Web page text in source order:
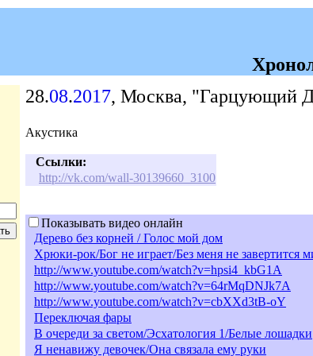
28.08.2017, Москва, "Гарцующий
Акустика
Ссылки:
http://vk.com/wall-30139660_3100
Показывать видео онлайн
Дерево без корней / Голос мой дом
Хрюки-рок/Бог не играет/Без меня не завертится
http://www.youtube.com/watch?v=hpsi4_kbG1A
http://www.youtube.com/watch?v=64rMqDNJk7A
http://www.youtube.com/watch?v=cbXXd3tB-oY
Переключая фары
В очереди за светом/Эсхатология 1/Белые лошадки
Я ненавижу девочек/Она связала ему руки